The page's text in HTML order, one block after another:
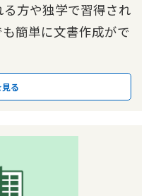
方や独学で習得され
簡単に文書作成がで
る